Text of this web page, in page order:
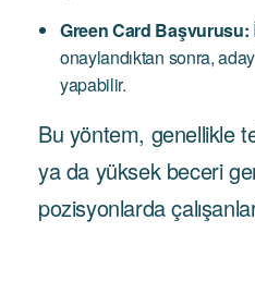
Green Card Başvurusu:
onaylandıktan sonra,
yapabilir.
Bu yöntem, genellikle
ya da yüksek beceri
pozisyonlarda